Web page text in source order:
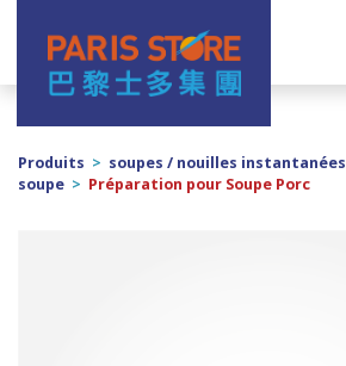
Navigation principale
Produits > soupes / nouilles instantanées
soupe > Préparation pour Soupe Porc